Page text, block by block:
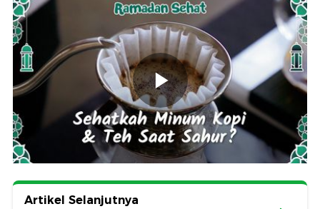
Artikel Selanjutnya